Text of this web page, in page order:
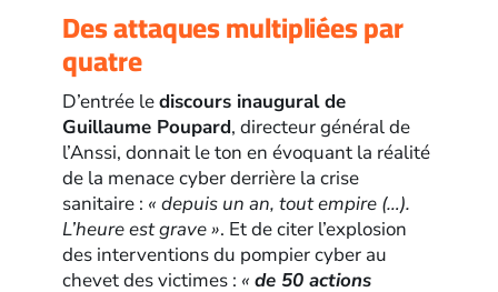
Des attaques multipliées par
quatre
D’entrée lediscours inaugural de
Guillaume Poupard, directeur général de
l’Anssi, donnait le ton en évoquant la réalité
de la menace cyber derrière la crise
sanitaire : « depuis un an, tout empire (…).
L’heure est grave ». Et de citer l’explosion
des interventions du pompier cyber au
chevet des victimes : «de 50 actions